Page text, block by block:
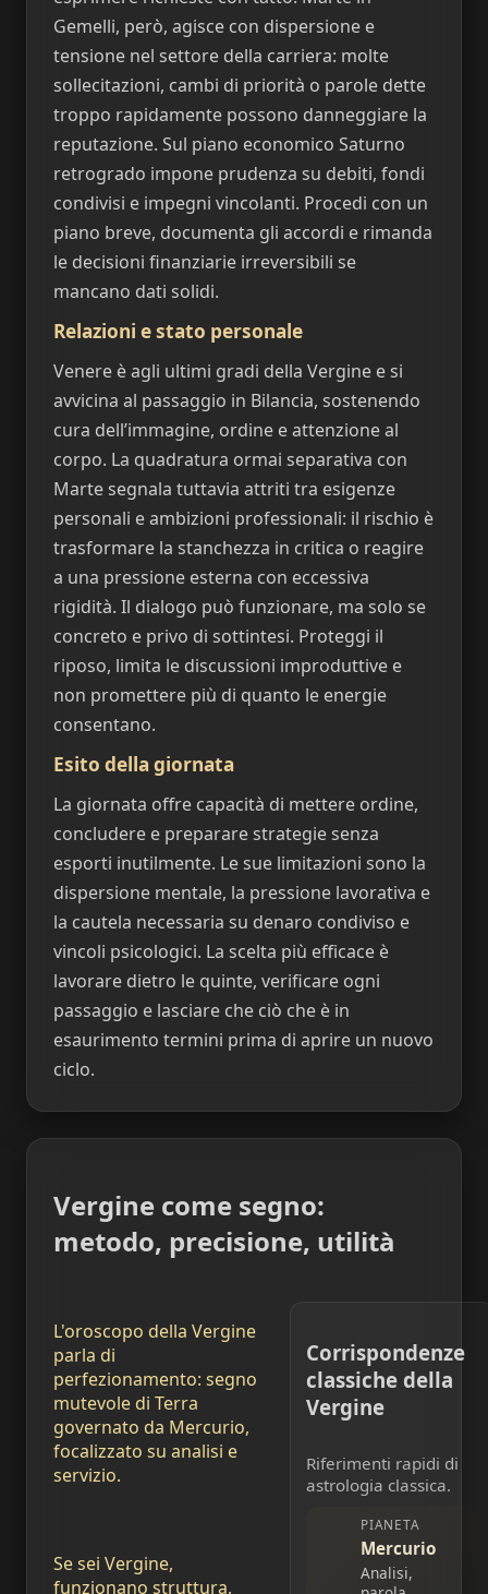
Gemelli, però, agisce con dispersione e
tensione nel settore della carriera: molte
sollecitazioni, cambi di priorità o parole dette
troppo rapidamente possono danneggiare la
reputazione. Sul piano economico Saturno
retrogrado impone prudenza su debiti, fondi
condivisi e impegni vincolanti. Procedi con un
piano breve, documenta gli accordi e rimanda
le decisioni finanziarie irreversibili se
mancano dati solidi.
Relazioni e stato personale
Venere è agli ultimi gradi della Vergine e si
avvicina al passaggio in Bilancia, sostenendo
cura dell’immagine, ordine e attenzione al
corpo. La quadratura ormai separativa con
Marte segnala tuttavia attriti tra esigenze
personali e ambizioni professionali: il rischio è
trasformare la stanchezza in critica o reagire
a una pressione esterna con eccessiva
rigidità. Il dialogo può funzionare, ma solo se
concreto e privo di sottintesi. Proteggi il
riposo, limita le discussioni improduttive e
non promettere più di quanto le energie
consentano.
Esito della giornata
La giornata offre capacità di mettere ordine,
concludere e preparare strategie senza
esporti inutilmente. Le sue limitazioni sono la
dispersione mentale, la pressione lavorativa e
la cautela necessaria su denaro condiviso e
vincoli psicologici. La scelta più efficace è
lavorare dietro le quinte, verificare ogni
passaggio e lasciare che ciò che è in
esaurimento termini prima di aprire un nuovo
ciclo.
Vergine come segno:
metodo, precisione, utilità
L'oroscopo della Vergine
parla di
perfezionamento: segno
mutevole di Terra
governato da Mercurio,
focalizzato su analisi e
servizio.
Se sei Vergine,
funzionano struttura,
Corrispondenze
classiche della
Vergine
Riferimenti rapidi di
astrologia classica.
PIANETA
Mercurio
Analisi,